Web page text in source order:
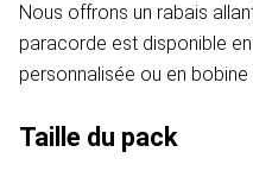
Nous offrons un rabais
paracorde est disponible
personnalisée ou en bobine
Taille du pack